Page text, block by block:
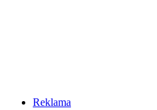
Reklama